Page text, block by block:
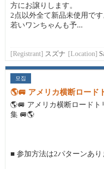
方にお譲りします。
2点以外全て新品未使用です
若いワンちゃんも予...
[Registrant] スズナ [Location]
모집
🌎🚐 アメリカ横断ロード
🌎🚐 アメリカ横断ロードト
集 🚐🌎
■ 参加方法は2パターンあり